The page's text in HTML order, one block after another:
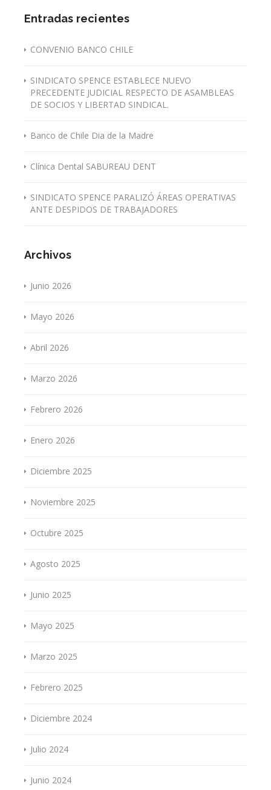
Entradas recientes
CONVENIO BANCO CHILE
SINDICATO SPENCE ESTABLECE NUEVO
PRECEDENTE JUDICIAL RESPECTO DE ASAMBLEAS
DE SOCIOS Y LIBERTAD SINDICAL.
Banco de Chile Dia de la Madre
Clínica Dental SABUREAU DENT
SINDICATO SPENCE PARALIZÓ ÁREAS OPERATIVAS
ANTE DESPIDOS DE TRABAJADORES
Archivos
Junio 2026
Mayo 2026
Abril 2026
Marzo 2026
Febrero 2026
Enero 2026
Diciembre 2025
Noviembre 2025
Octubre 2025
Agosto 2025
Junio 2025
Mayo 2025
Marzo 2025
Febrero 2025
Diciembre 2024
Julio 2024
Junio 2024